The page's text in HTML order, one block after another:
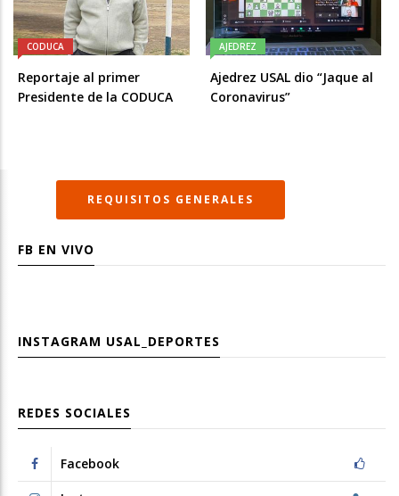
CODUCA
Reportaje al primer
Presidente de la CODUCA
AJEDREZ
Ajedrez USAL dio “Jaque al
Coronavirus”
REQUISITOS GENERALES
FB EN VIVO
INSTAGRAM USAL_DEPORTES
REDES SOCIALES
Facebook